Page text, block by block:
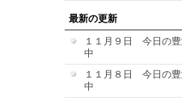
最新の更新
１１月９日 今日の
中
１１月８日 今日の
中